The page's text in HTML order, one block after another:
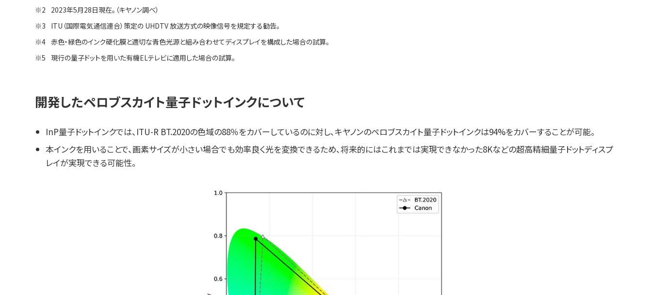
※2
2023年5月28日現在。（キヤノン調べ）
※3
ITU（国際電気通信連合）策定の UHDTV 放送方式の映像信号を規定する勧告。
※4 赤色・緑色のインク硬化膜と適切な青色光源と組み合わせてディスプレイを構成した場合の試算。
※5
現行の量子ドットを用いた有機ELテレビに適用した場合の試算。
開発したペロブスカイト量子ドットインクについて
InP量子ドットインクでは、ITU-R BT.2020の色域の88％をカバーしているのに対し、キヤノンのペロブスカイト量子ドットインクは94%をカバーすることが可能。
本インクを用いることで、画素サイズが小さい場合でも効率良く光を変換できるため、将来的にはこれまでは実現できなかった8Kなどの超高精細量子ドットディスプ
レイが実現できる可能性。